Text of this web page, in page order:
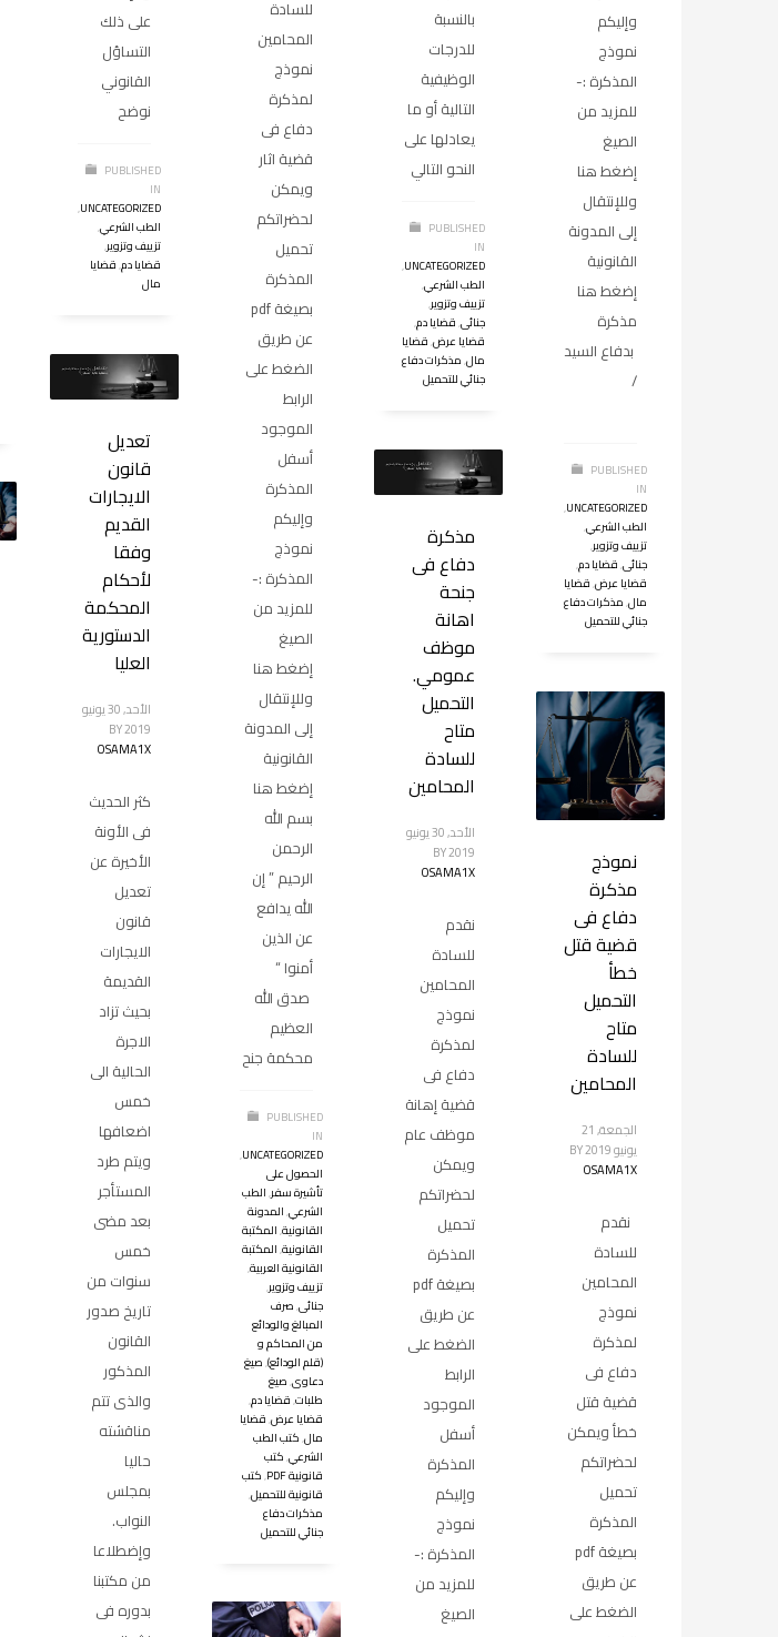
بالنسبة
للدرجات
الوظيفية
التالية أو ما
يعادلها على
النحو التالي
PUBLISHED
IN
UNCATEGORIZED
,
الطب الشرعي,
تزييف وتزوير,
جنائى,قضايا دم,
قضايا عرض,قضايا
مال,مذكرات دفاع
جنائي للتحميل
على ذلك
التساؤل
القانوني
نوضح
PUBLISHED
IN
UNCATEGORIZED
,
الطب الشرعي,
تزييف وتزوير,
قضايا دم,قضايا
مال
وإليكم
نموذج
المذكرة :-
للمزيد من
الصيغ
إضغط هنا
وللإنتقال
إلى المدونة
القانونية
إضغط هنا
مذكرة
بدفاع السيد
/
PUBLISHED
IN
UNCATEGORIZED
,
الطب الشرعي,
تزييف وتزوير,
جنائى,قضايا دم,
قضايا عرض,قضايا
مال,مذكرات دفاع
جنائي للتحميل
للسادة
المحامين
نموذج
لمذكرة
دفاع فى
قضية اثار
ويمكن
لحضراتكم
تحميل
المذكرة
عن طريق
الضغط على
الرابط
الموجود
أسفل
المذكرة
وإليكم
نموذج
المذكرة :-
للمزيد من
الصيغ
إضغط هنا
وللإنتقال
إلى المدونة
القانونية
إضغط هنا
بسم الله
الرحمن
الرحيم ” إن
الله يدافع
عن الذين
أمنوا “
صدق الله
العظيم
محكمة جنح
PUBLISHED
IN
UNCATEGORIZED
,
الحصول على
تأشيرة سفر,الطب
الشرعي,المدونة
القانونية,المكتبة
القانونية,المكتبة
القانونية العربية,
تزييف وتزوير,
جنائى,صرف
المبالغ والودائع
من المحاكم و
(قلم الودائع),صيغ
دعاوى,صيغ
طلبات,قضايا دم,
قضايا عرض,قضايا
مال,كتب الطب
الشرعي,كتب
قانونية PDF
,كتب
قانونية للتحميل,
مذكرات دفاع
جنائي للتحميل
تعديل
قانون
الايجارات
القديم
وفقا
لأحكام
المحكمة
الدستورية
العليا
الأحد, 30 يونيو
2019
BY
OSAMA1X
كثر الحديث
فى الأونة
الأخيرة عن
تعديل
قانون
الايجارات
القديمة
بحيث تزاد
الاجرة
الحالية الى
خمس
اضعافها
ويتم طرد
المستأجر
بعد مضى
خمس
سنوات من
تاريخ صدور
القانون
المذكور
والذى تتم
مناقشته
حاليا
بمجلس
النواب.
وإضطلاعا
من مكتبنا
بدوره فى
مذكرة
دفاع فى
جنحة
اهانة
موظف
عمومي.
التحميل
متاح
للسادة
المحامين
الأحد, 30 يونيو
2019
BY
OSAMA1X
نقدم
للسادة
المحامين
نموذج
لمذكرة
دفاع فى
قضية إهانة
موظف عام
ويمكن
لحضراتكم
تحميل
المذكرة
عن طريق
الضغط على
الرابط
الموجود
أسفل
المذكرة
وإليكم
نموذج
المذكرة :-
للمزيد من
الصيغ
نموذج
مذكرة
دفاع فى
قضية قتل
خطأ
التحميل
متاح
للسادة
المحامين
الجمعة, 21
يونيو 2019
BY
OSAMA1X
نقدم
للسادة
المحامين
نموذج
لمذكرة
دفاع فى
قضية قتل
خطأ ويمكن
لحضراتكم
تحميل
المذكرة
عن طريق
الضغط على